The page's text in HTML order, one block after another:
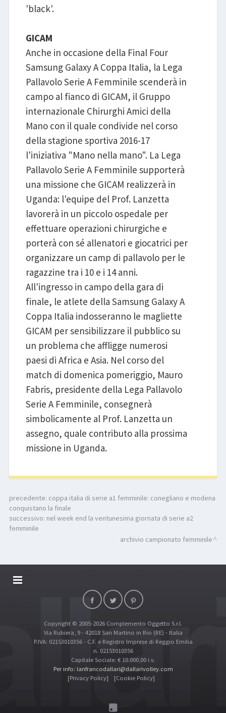
'black'.
GICAM
Anche in occasione della Final Four
Samsung Galaxy A Coppa Italia, la Lega
Pallavolo Serie A Femminile scenderà in
campo al fianco di GICAM, il Gruppo
internazionale Chirurghi Amici della
Mano con il quale condivide nel corso
della stagione sportiva 2016-17
l'iniziativa "Mano nella mano". La Lega
Pallavolo Serie A Femminile supporterà
una missione che GICAM realizzerà in
Uganda: l'equipe del Prof. Lanzetta
lavorerà in un piccolo ospedale per
effettuare operazioni chirurgiche e
porterà con sé allenatori e giocatrici per
organizzare un camp di pallavolo per le
ragazzine tra i 10 e i 14 anni.
All'ingresso in campo della gara di
finale, le atlete della Samsung Galaxy A
Coppa Italia indosseranno le magliette
GICAM per sensibilizzare il pubblico su
un problema che affligge numerosi
paesi di Africa e Asia. Nel corso del
match di domenica pomeriggio, Mauro
Fabris, presidente della Lega Pallavolo
Serie A Femminile, consegnerà
simbolicamente al Prof. Lanzetta un
assegno, quale contributo alla prossima
missione in Uganda.
precedente: coppa italia di serie a1 femminile: conegliano e modena
conquistano la finale
successivo: nel week end la ventunesima giornata di serie a2
femminile
archivio campionato femminile
DALLARIVOLLEY SOSTIENE
TOP RICERCHE
SITE MAP
Copyright © 2005-2026 Complemento Oggetto S.r.l.
Via Rubiera, 9 - 42018 San Martino in Rio (RE) - Italia
P.IVA: 02153010356 - C.F. e Registro Imprese di Reggio Emilia
n. 02153010356
Capitale Sociale: € 10.000,00 i.v.
Per info: lanfrancodallari@dallarivolley.com
[Privacy Policy]
[Cookie Policy]